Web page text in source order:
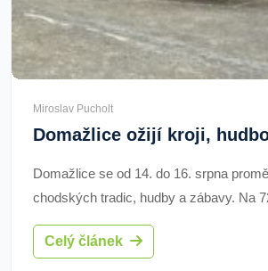
Miroslav Pucholt
Domažlice se od 14. do 16. srpna
chodských tradic, hudby a zábavy. Na
Chodských slavností vystoupí 782
návštěvníky čeká téměř 50 pořadů,
Celý článek